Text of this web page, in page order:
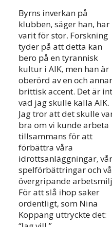
Byrns inverkan på
klubben, säger han, har
varit för stor. Forskning
tyder på att detta kan
bero på en tyrannisk
kultur i AIK, men han är
oberörd av en och
brittisk accent. Det är
vad jag skulle kalla AIK.
Jag tror att det skulle
bra om vi kunde arbeta
tillsammans för att
förbättra våra
idrottsanläggningar,
spelförbättringar och
övergripande
För att slå ihop saker
ordentligt, som Nina
Koppang uttryckte det: